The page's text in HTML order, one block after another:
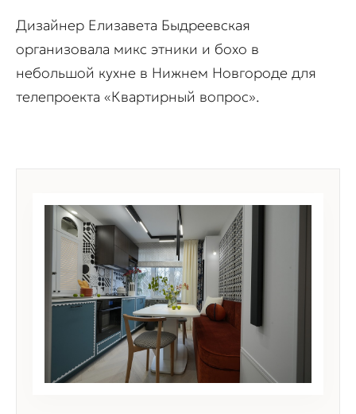
Дизайнер Елизавета Быдреевская
организовала микс этники и бохо в
небольшой кухне в Нижнем Новгороде для
телепроекта «Квартирный вопрос».